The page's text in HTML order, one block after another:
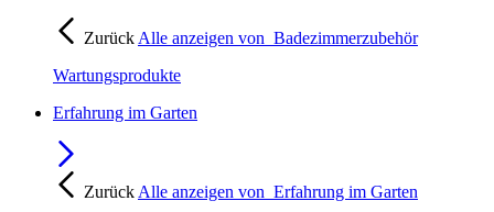
Zurück Alle anzeigen von Badezimmerzubehör
Wartungsprodukte
Erfahrung im Garten
Zurück Alle anzeigen von Erfahrung im Garten